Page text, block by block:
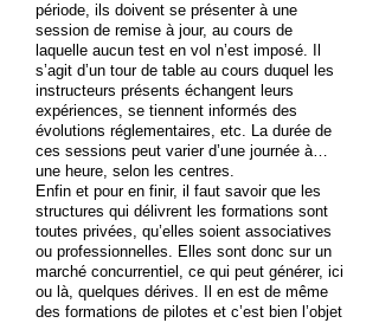
période, ils doivent se présenter à une
session de remise à jour, au cours de
laquelle aucun test en vol n’est imposé. Il
s’agit d’un tour de table au cours duquel les
instructeurs présents échangent leurs
expériences, se tiennent informés des
évolutions réglementaires, etc. La durée de
ces sessions peut varier d’une journée à…
une heure, selon les centres.
Enfin et pour en finir, il faut savoir que les
structures qui délivrent les formations sont
toutes privées, qu’elles soient associatives
ou professionnelles. Elles sont donc sur un
marché concurrentiel, ce qui peut générer, ici
ou là, quelques dérives. Il en est de même
des formations de pilotes et c’est bien l’objet